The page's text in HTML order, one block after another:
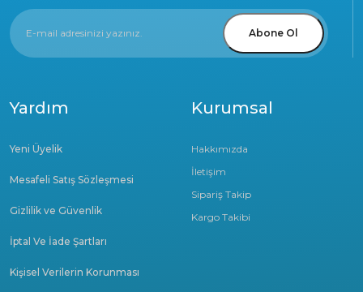
Abone Ol
Kurumsal
Hakkımızda
İletişim
Sipariş Takip
Kargo Takibi
Yardım
Yeni Üyelik
Mesafeli Satış Sözleşmesi
Gizlilik ve Güvenlik
İptal Ve İade Şartları
Kişisel Verilerin Korunması